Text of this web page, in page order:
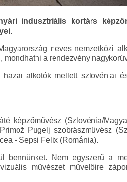
indusztriális kortárs
neves nemzetközi
mondhatni a rendezvény
alkotók mellett szlovéniai
képzőművész (Szlovénia/
Pugelj szobrászművész
- Sepsi Felix (Románia).
bennünket. Nem egyszerű a
művészet művelőire